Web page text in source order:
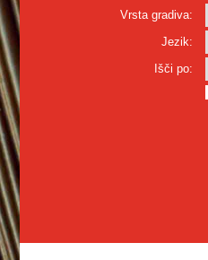
Vrsta gradiva:
Jezik:
Išči po: